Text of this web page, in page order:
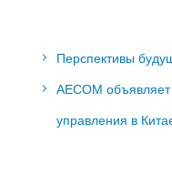
Перспективы
AECOM
управления в